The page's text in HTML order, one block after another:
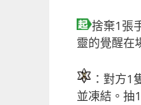
捨棄1張
靈的覺醒在
：對方1
並凍結。抽